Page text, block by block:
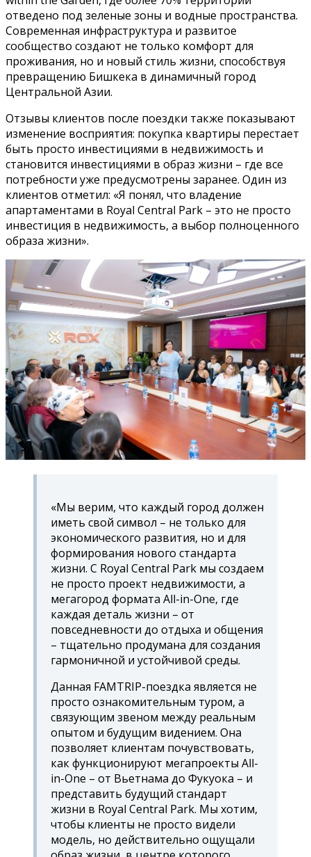
отведено под зеленые зоны и водные пространства.
Современная инфраструктура и развитое
сообщество создают не только комфорт для
проживания, но и новый стиль жизни, способствуя
превращению Бишкека в динамичный город
Центральной Азии.
Отзывы клиентов после поездки также показывают
изменение восприятия: покупка квартиры перестает
быть просто инвестициями в недвижимость и
становится инвестициями в образ жизни – где все
потребности уже предусмотрены заранее. Один из
клиентов отметил: «Я понял, что владение
апартаментами в Royal Central Park – это не просто
инвестиция в недвижимость, а выбор полноценного
образа жизни».
«Мы верим, что каждый город должен
иметь свой символ – не только для
экономического развития, но и для
формирования нового стандарта
жизни. С Royal Central Park мы создаем
не просто проект недвижимости, а
мегагород формата All-in-One, где
каждая деталь жизни – от
повседневности до отдыха и общения
– тщательно продумана для создания
гармоничной и устойчивой среды.
Данная FAMTRIP-поездка является не
просто ознакомительным туром, а
связующим звеном между реальным
опытом и будущим видением. Она
позволяет клиентам почувствовать,
как функционируют мегапроекты All-
in-One – от Вьетнама до Фукуока – и
представить будущий стандарт
жизни в Royal Central Park. Мы хотим,
чтобы клиенты не просто видели
модель, но действительно ощущали